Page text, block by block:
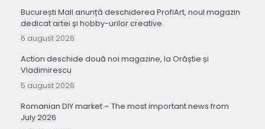
București Mall anunță deschiderea ProfiArt, noul magazin
dedicat artei și hobby-urilor creative
6 august 2026
Action deschide două noi magazine, la Orăștie și
Vladimirescu
5 august 2026
Romanian DIY market – The most important news from
July 2026